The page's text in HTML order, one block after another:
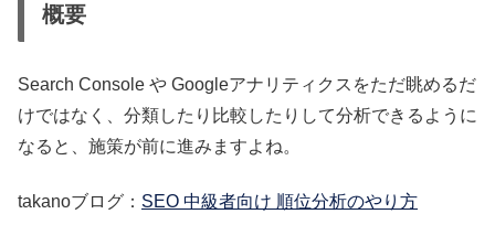
概要
Search Console や Googleアナリティクスをただ眺めるだ
けではなく、分類したり比較したりして分析できるように
なると、施策が前に進みますよね。
takanoブログ： SEO 中級者向け 順位分析のやり方